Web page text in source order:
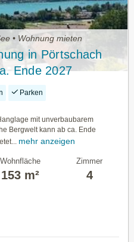
• Wohnung mieten
in Pörtschach
Ende 2027
Zimmer,
Parken
mit unverbaubarem
Bergwelt kann ab ca. Ende
mehr anzeigen
Wohnfläche
153 m²
Zimmer
4